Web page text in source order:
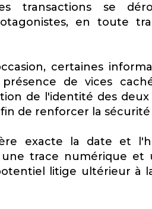
transactions se
en toute
certaines
de vices
de l'identité des
de renforcer la sécurité
exacte la date et
une trace numérique
litige ultérieur à